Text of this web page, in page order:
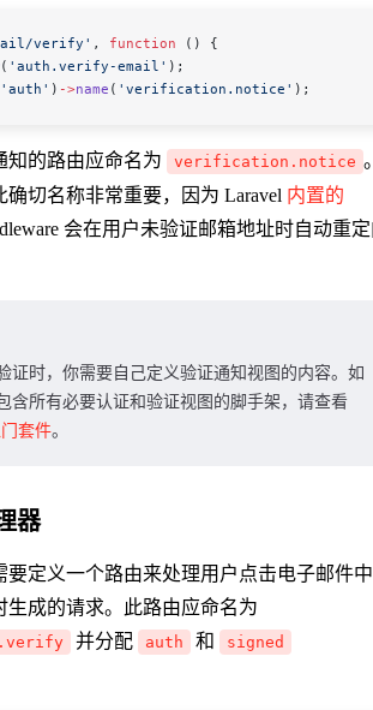
verify' , function () {
( 'auth.verify-email' );
'auth' ) ->name ( 'verification.notice' );
知的路由应命名为 verification.notice
确切名称非常重要，因为 Laravel 内置的
会在用户未验证邮箱地址时自动重
证时，你需要自己定义验证通知视图的内容。如
含所有必要认证和验证视图的脚手架，请查看
套件。
器
要定义一个路由来处理用户点击电子邮件
生成的请求。此路由应命名为
并分配 auth 和 signed